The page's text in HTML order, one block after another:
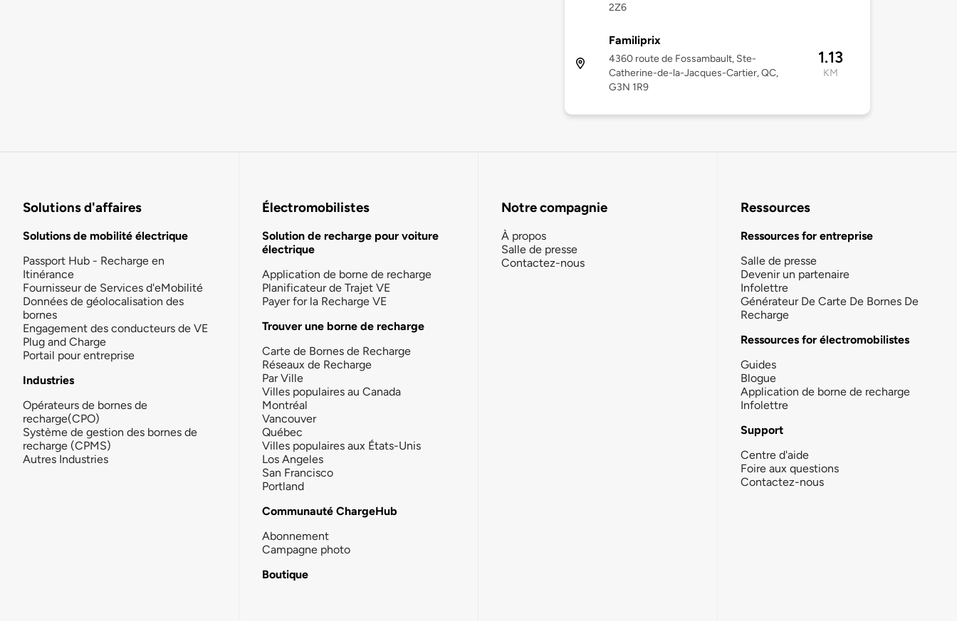
2Z6
Familiprix
4360 route de Fossambault, Ste-
Catherine-de-la-Jacques-Cartier, QC,
G3N 1R9
1.13
KM
Solutions d'affaires
Solutions de mobilité électrique
Passport Hub - Recharge en
Itinérance
Fournisseur de Services d'eMobilité
Données de géolocalisation des
bornes
Engagement des conducteurs de VE
Plug and Charge
Portail pour entreprise
Industries
Opérateurs de bornes de
recharge(CPO)
Système de gestion des bornes de
recharge (CPMS)
Autres Industries
Électromobilistes
Solution de recharge pour voiture
électrique
Application de borne de recharge
Planificateur de Trajet VE
Payer for la Recharge VE
Trouver une borne de recharge
Carte de Bornes de Recharge
Réseaux de Recharge
Par Ville
Villes populaires au Canada
Montréal
Vancouver
Québec
Villes populaires aux États-Unis
Los Angeles
San Francisco
Portland
Communauté ChargeHub
Abonnement
Campagne photo
Boutique
Notre compagnie
À propos
Salle de presse
Contactez-nous
Ressources
Ressources for entreprise
Salle de presse
Devenir un partenaire
Infolettre
Générateur De Carte De Bornes De
Recharge
Ressources for électromobilistes
Guides
Blogue
Application de borne de recharge
Infolettre
Support
Centre d'aide
Foire aux questions
Contactez-nous